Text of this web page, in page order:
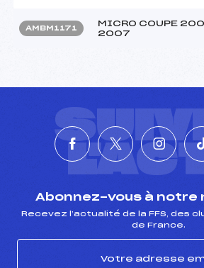
AMBM1171
MICRO COUPE
2007
Abonnez-vous à notre
Recevez l’actualité de la FFS, des
de France.